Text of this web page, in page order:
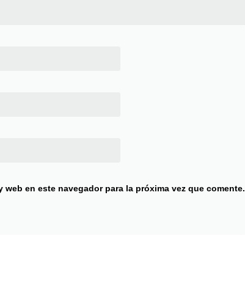
en este navegador para la próxima vez que comente.